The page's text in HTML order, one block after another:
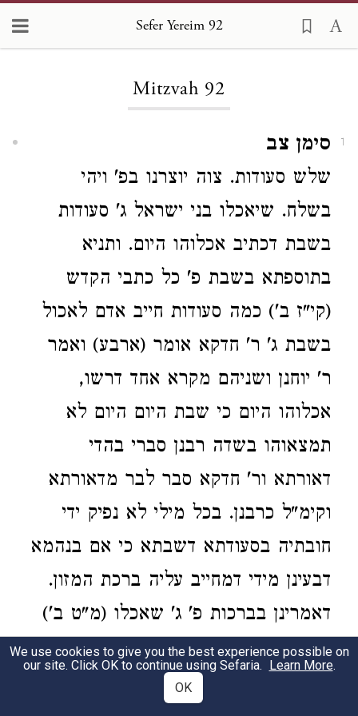
Sefer Yereim 92
Mitzvah 92
1
סימן צב
שלש סעודות. צוה יוצרנו בפ' ויהי
בשלח. שיאכלו בני ישראל ג' סעודות
בשבת דכתיב אכלוהו היום. ותניא
בתוספתא בשבת פ' כל כתבי הקדש
(קי"ז ב') כמה סעודות חייב אדם לאכול
בשבת ג' ר' חדקא אומר (ארבע) ואמר
ר' יוחנן ושניהם מקרא אחד דרשו,
אכלוהו היום כי שבת היום היום לא
תמצאוהו בשדה רבנן סברי בהדי
דאורתא ור' חדקא סבר לבר מדאורתא
וקימ"ל כרבנן. בכל מילי לא נפיק ידי
חובתיה בסעודתא דשבתא כי אם בנהמא
דבעינן מידי דמחייב עליה ברכת המזון.
דאמרינן בברכות פ' ג' שאכלו (מ"ט ב')
טעה ולא הזכיר של ר"ח בברכת המזון
אין מחזירין אותו שבת ויו"ט בברכת
We use cookies to give you the best experience possible on
our site. Click OK to continue using Sefaria. Learn More.
OK